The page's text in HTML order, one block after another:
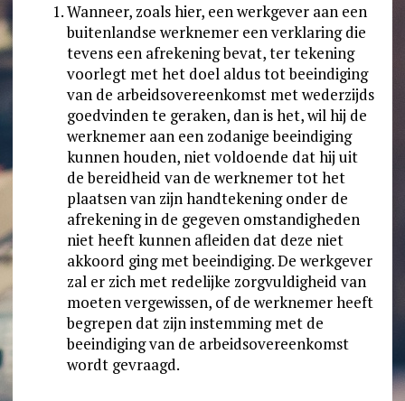
Wanneer, zoals hier, een werkgever aan een
buitenlandse werknemer een verklaring die
tevens een afrekening bevat, ter tekening
voorlegt met het doel aldus tot beeindiging
van de arbeidsovereenkomst met wederzijds
goedvinden te geraken, dan is het, wil hij de
werknemer aan een zodanige beeindiging
kunnen houden, niet voldoende dat hij uit
de bereidheid van de werknemer tot het
plaatsen van zijn handtekening onder de
afrekening in de gegeven omstandigheden
niet heeft kunnen afleiden dat deze niet
akkoord ging met beeindiging. De werkgever
zal er zich met redelijke zorgvuldigheid van
moeten vergewissen, of de werknemer heeft
begrepen dat zijn instemming met de
beeindiging van de arbeidsovereenkomst
wordt gevraagd.